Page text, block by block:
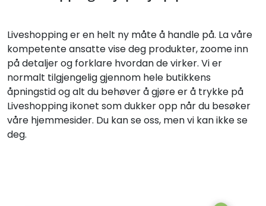
Liveshopping er en helt ny måte å handle på. La våre
kompetente ansatte vise deg produkter, zoome inn
på detaljer og forklare hvordan de virker. Vi er
normalt tilgjengelig gjennom hele butikkens
åpningstid og alt du behøver å gjøre er å trykke på
Liveshopping ikonet som dukker opp når du besøker
våre hjemmesider. Du kan se oss, men vi kan ikke se
deg.